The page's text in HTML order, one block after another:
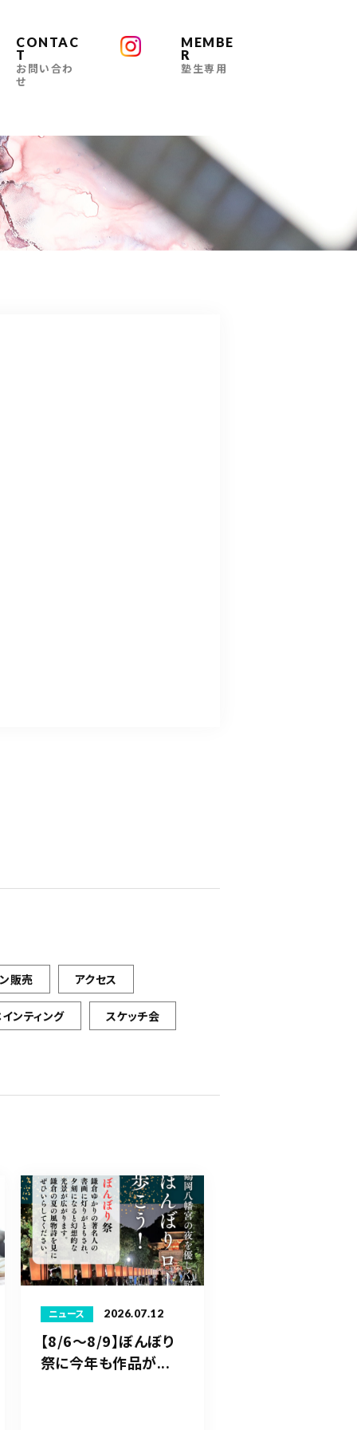
CONTAC
T
お問い合わ
せ
MEMBE
R
塾生専用
販売 アクセス
ンティング スケッチ会
ニュース 2026.07.12
【8/6〜8/9】ぼんぼり
祭に今年も作品が...